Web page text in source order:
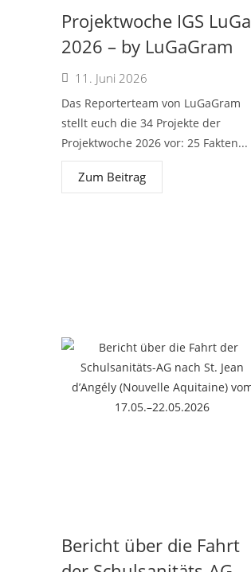
Projektwoche IGS LuGa
2026 – by LuGaGram
11. Juni 2026
Das Reporterteam von LuGaGram
stellt euch die 34 Projekte der
Projektwoche 2026 vor: 25 Fakten...
Zum Beitrag
Bericht über die Fahrt